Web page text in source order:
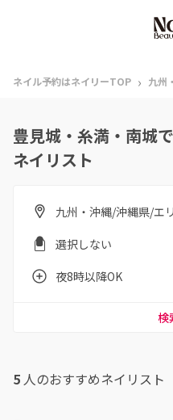
ネイル予約はネイリーTOP › 九州
豊見城・糸満・南城
ネイリスト
選択しない
夜8時以降OK
検
5 人のおすすめネイリスト